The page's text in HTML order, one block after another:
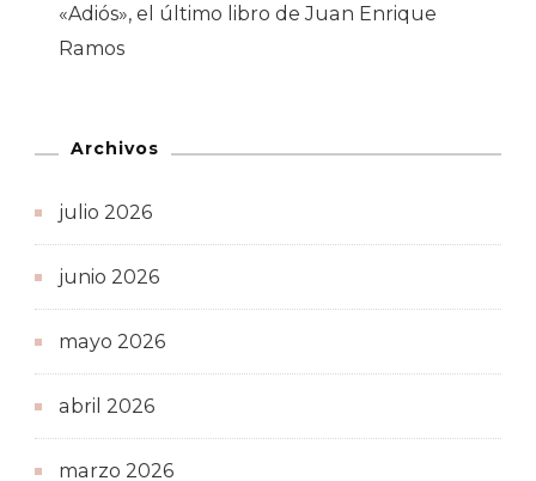
«Adiós», el último libro de Juan Enrique
Ramos
Archivos
julio 2026
junio 2026
mayo 2026
abril 2026
marzo 2026